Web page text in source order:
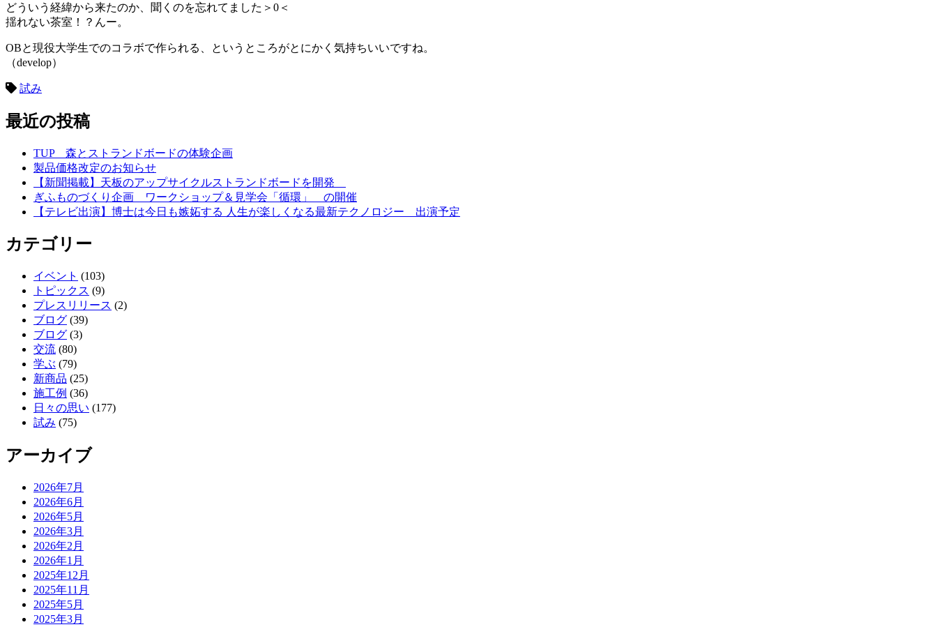
どういう経緯から来たのか、聞くのを忘れてました＞0＜
揺れない茶室！？んー。
OBと現役大学生でのコラボで作られる、というところがとにかく気持ちいいですね。
（develop）
試み
最近の投稿
TUP 森とストランドボードの体験企画
製品価格改定のお知らせ
【新聞掲載】天板のアップサイクルストランドボードを開発
ぎふものづくり企画 ワークショップ＆見学会「循環」 の開催
【テレビ出演】博士は今日も嫉妬する 人生が楽しくなる最新テクノロジー 出演予定
カテゴリー
イベント (103)
トピックス (9)
プレスリリース (2)
ブログ (39)
ブログ (3)
交流 (80)
学ぶ (79)
新商品 (25)
施工例 (36)
日々の思い (177)
試み (75)
アーカイブ
2026年7月
2026年6月
2026年5月
2026年3月
2026年2月
2026年1月
2025年12月
2025年11月
2025年5月
2025年3月